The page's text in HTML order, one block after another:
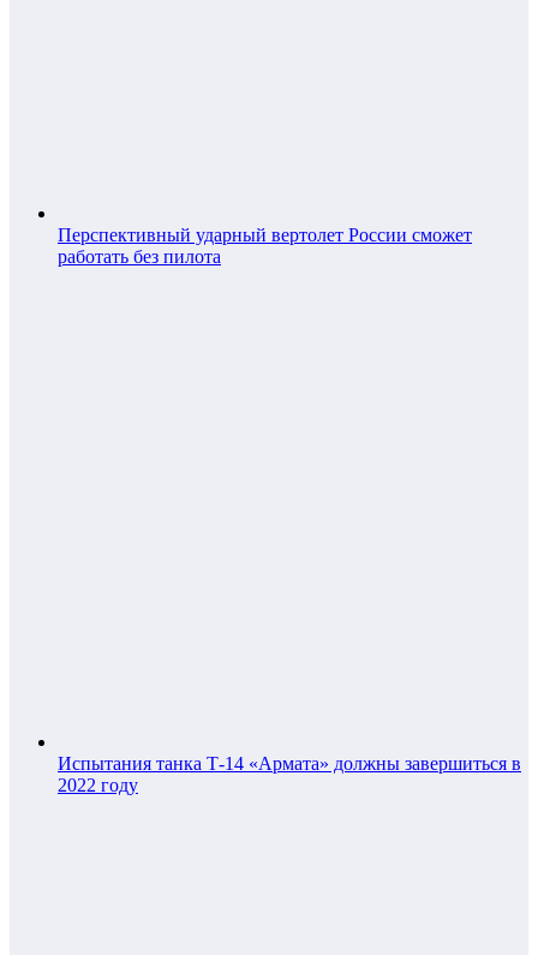
Перспективный ударный вертолет России сможет
работать без пилота
Испытания танка Т-14 «Армата» должны завершиться в
2022 году